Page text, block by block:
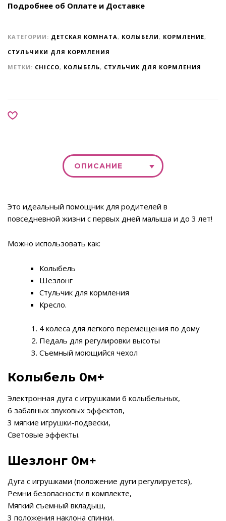
Подробнее об Оплате и Доставке
КАТЕГОРИИ: ДЕТСКАЯ КОМНАТА, КОЛЫБЕЛИ, КОРМЛЕНИЕ,
СТУЛЬЧИКИ ДЛЯ КОРМЛЕНИЯ
МЕТКИ: CHICCO, КОЛЫБЕЛЬ, СТУЛЬЧИК ДЛЯ КОРМЛЕНИЯ
ОПИСАНИЕ
Это идеальный помощник для родителей в
повседневной жизни с первых дней малыша и до 3 лет!
Можно использовать как:
Колыбель
Шезлонг
Стульчик для кормления
Кресло.
4 колеса для легкого перемещения по дому
Педаль для регулировки высоты
Съемный моющийся чехол
Колыбель 0м+
Электронная дуга с игрушками 6 колыбельных,
6 забавных звуковых эффектов,
3 мягкие игрушки-подвески,
Световые эффекты.
Шезлонг 0м+
Дуга с игрушками (положение дуги регулируется),
Ремни безопасности в комплекте,
Мягкий съемный вкладыш,
3 положения наклона спинки.